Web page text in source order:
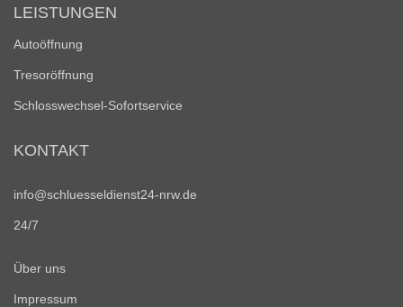
LEISTUNGEN
Autoöffnung
Tresoröffnung
Schlosswechsel-Sofortservice
KONTAKT
info@schluesseldienst24-nrw.de
24/7
Über uns
Impressum